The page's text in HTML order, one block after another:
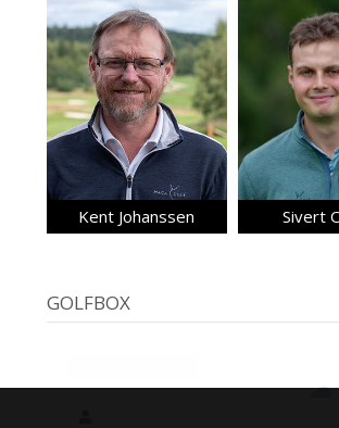
Kent Johanssen Sivert
GOLFBOX